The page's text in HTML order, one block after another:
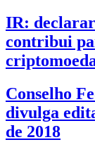
IR:
contribui
Conselho
divulga
de 2018